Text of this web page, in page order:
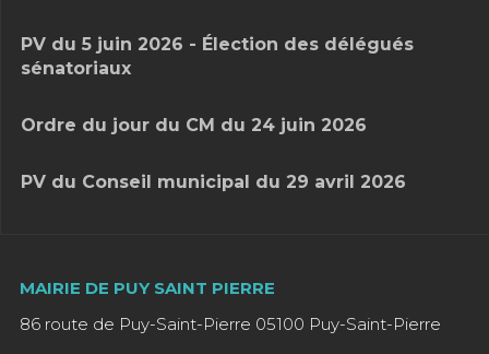
PV du 5 juin 2026 - Élection des délégués
sénatoriaux
Ordre du jour du CM du 24 juin 2026
PV du Conseil municipal du 29 avril 2026
MAIRIE DE PUY SAINT PIERRE
86 route de Puy-Saint-Pierre 05100 Puy-Saint-Pierre